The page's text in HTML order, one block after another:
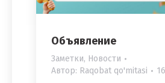
Объявление
Заметки, Новости
Автор: Raqobat qo'mitasi